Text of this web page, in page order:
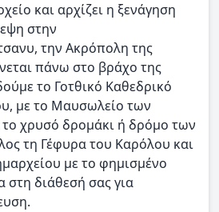
και αρχίζει η ξενάγηση
στην
την Ακρόπολη της
πάνω στο βράχο της
το Γοτθικό Καθεδρικό
με το Μαυσωλείο των
χρυσό δρομάκι ή δρόμο των
τη Γέφυρα του Καρόλου και
με το φημισμένο
στη διάθεσή σας για